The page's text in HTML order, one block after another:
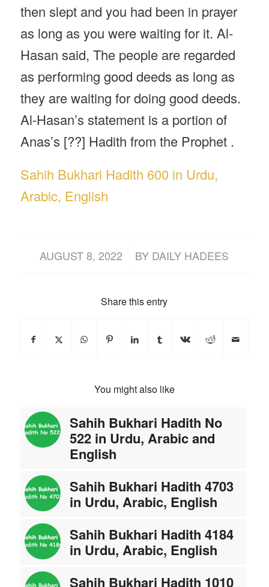
then slept and you had been in prayer
as long as you were waiting for it. Al-
Hasan said, The people are regarded
as performing good deeds as long as
they are waiting for doing good deeds.
Al-Hasan’s statement is a portion of
Anas’s [??] Hadith from the Prophet .
Sahih Bukhari Hadith 600 in Urdu,
Arabic, English
AUGUST 8, 2022
/ BY DAILY HADEES
Share this entry
You might also like
Sahih Bukhari Hadith No
522 in Urdu, Arabic and
English
Sahih Bukhari Hadith 4703
in Urdu, Arabic, English
Sahih Bukhari Hadith 4184
in Urdu, Arabic, English
Sahih Bukhari Hadith 1010